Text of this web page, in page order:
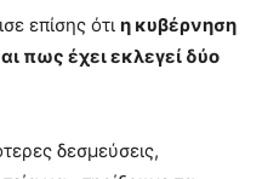
επίσης ότι η κυβέρνηση
πως έχει εκλεγεί δύο
δεσμεύσεις,